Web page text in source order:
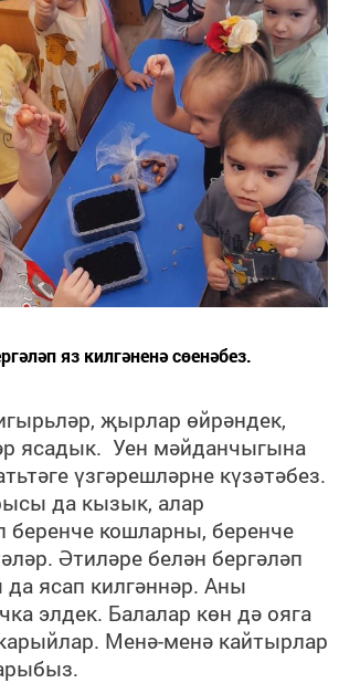
яз килгәненә сөенәбез.
җырлар өйрәндек,
ясадык. Уен мәйданчыгына
үзгәрешләрне күзәтәбез.
да кызык, алар
беренче кошларны, беренче
Әтиләре белән бергәләп
ясап килгәннәр. Аны
элдек. Балалар көн дә ояга
Менә-менә кайтырлар